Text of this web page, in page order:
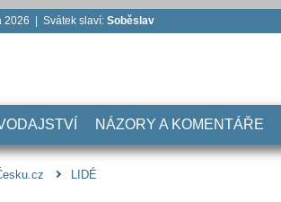
2026 | Svátek slaví: Soběslav
NÁZORY A KOMENTÁŘE
LIDÉ